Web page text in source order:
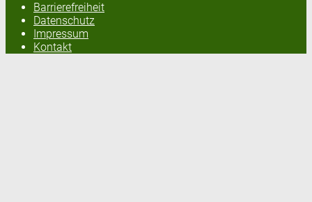
Barrierefreiheit
Datenschutz
Impressum
Kontakt